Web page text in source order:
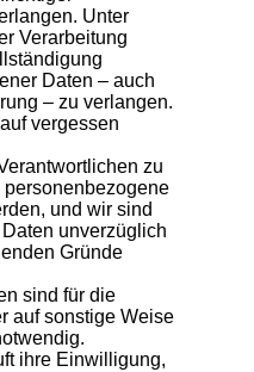
Unter
Verarbeitung
Daten – auch
– zu verlangen.
vergessen
zu
und wir sind
unverzüglich
Gründe
sind für die
auf sonstige Weise
ihre Einwilligung,